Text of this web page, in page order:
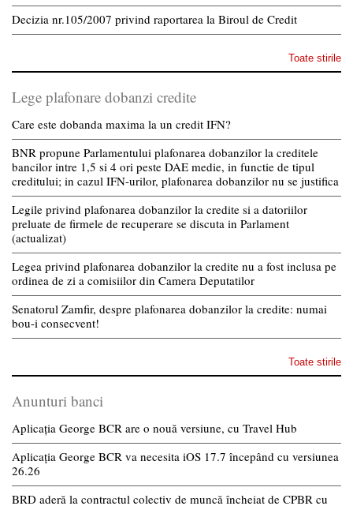
Decizia nr.105/2007 privind raportarea la Biroul de Credit
Toate stirile
Lege plafonare dobanzi credite
Care este dobanda maxima la un credit IFN?
BNR propune Parlamentului plafonarea dobanzilor la creditele
bancilor intre 1,5 si 4 ori peste DAE medie, in functie de tipul
creditului; in cazul IFN-urilor, plafonarea dobanzilor nu se justifica
Legile privind plafonarea dobanzilor la credite si a datoriilor
preluate de firmele de recuperare se discuta in Parlament
(actualizat)
Legea privind plafonarea dobanzilor la credite nu a fost inclusa pe
ordinea de zi a comisiilor din Camera Deputatilor
Senatorul Zamfir, despre plafonarea dobanzilor la credite: numai
bou-i consecvent!
Toate stirile
Anunturi banci
Aplicația George BCR are o nouă versiune, cu Travel Hub
Aplicația George BCR va necesita iOS 17.7 începând cu versiunea
26.26
BRD aderă la contractul colectiv de muncă încheiat de CPBR cu